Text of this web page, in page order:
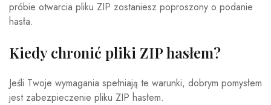
próbie otwarcia pliku ZIP zostaniesz poproszony o podanie
hasła.
Kiedy chronić pliki ZIP hasłem?
Jeśli Twoje wymagania spełniają te warunki, dobrym pomysłem
jest zabezpieczenie pliku ZIP hasłem.